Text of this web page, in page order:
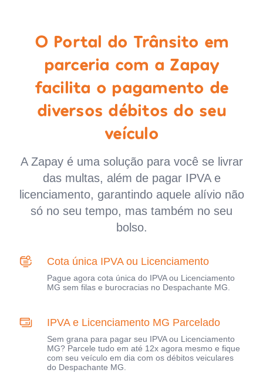
O Portal do Trânsito em
parceria com a Zapay
facilita o pagamento de
diversos débitos do seu
veículo
A Zapay é uma solução para você se livrar
das multas, além de pagar IPVA e
licenciamento, garantindo aquele alívio não
só no seu tempo, mas também no seu
bolso.
Cota única IPVA ou Licenciamento
Pague agora cota única do IPVA ou Licenciamento
MG sem filas e burocracias no Despachante MG.
IPVA e Licenciamento MG Parcelado
Sem grana para pagar seu IPVA ou Licenciamento
MG? Parcele tudo em até 12x agora mesmo e fique
com seu veículo em dia com os débitos veiculares
do Despachante MG.